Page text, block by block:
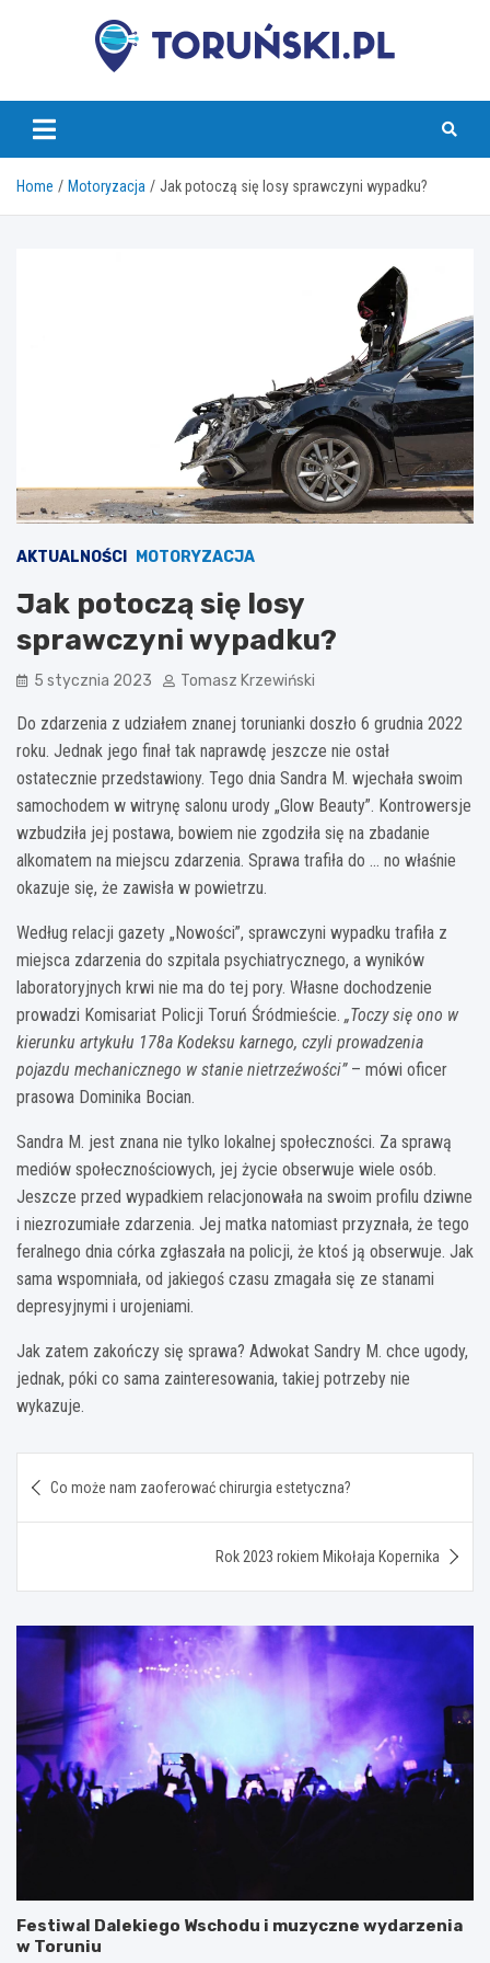
torunski.pl
Home Motoryzacja Jak potoczą się losy sprawczyni wypadku?
AKTUALNOŚCI MOTORYZACJA
Jak potoczą się losy
sprawczyni wypadku?
5 stycznia 2023 Tomasz Krzewiński
Do zdarzenia z udziałem znanej torunianki doszło 6 grudnia 2022
roku. Jednak jego finał tak naprawdę jeszcze nie ostał
ostatecznie przedstawiony. Tego dnia Sandra M. wjechała swoim
samochodem w witrynę salonu urody „Glow Beauty”. Kontrowersje
wzbudziła jej postawa, bowiem nie zgodziła się na zbadanie
alkomatem na miejscu zdarzenia. Sprawa trafiła do … no właśnie
okazuje się, że zawisła w powietrzu.
Według relacji gazety „Nowości”, sprawczyni wypadku trafiła z
miejsca zdarzenia do szpitala psychiatrycznego, a wyników
laboratoryjnych krwi nie ma do tej pory. Własne dochodzenie
prowadzi Komisariat Policji Toruń Śródmieście. „Toczy się ono w
kierunku artykułu 178a Kodeksu karnego, czyli prowadzenia
pojazdu mechanicznego w stanie nietrzeźwości”– mówi oficer
prasowa Dominika Bocian.
Sandra M. jest znana nie tylko lokalnej społeczności. Za sprawą
mediów społecznościowych, jej życie obserwuje wiele osób.
Jeszcze przed wypadkiem relacjonowała na swoim profilu dziwne
i niezrozumiałe zdarzenia. Jej matka natomiast przyznała, że tego
feralnego dnia córka zgłaszała na policji, że ktoś ją obserwuje. Jak
sama wspomniała, od jakiegoś czasu zmagała się ze stanami
depresyjnymi i urojeniami.
Jak zatem zakończy się sprawa? Adwokat Sandry M. chce ugody,
jednak, póki co sama zainteresowania, takiej potrzeby nie
wykazuje.
wpisu
Co może nam zaoferować chirurgia estetyczna?
Rok 2023 rokiem Mikołaja Kopernika
Festiwal Dalekiego Wschodu i muzyczne wydarzenia
w Toruniu